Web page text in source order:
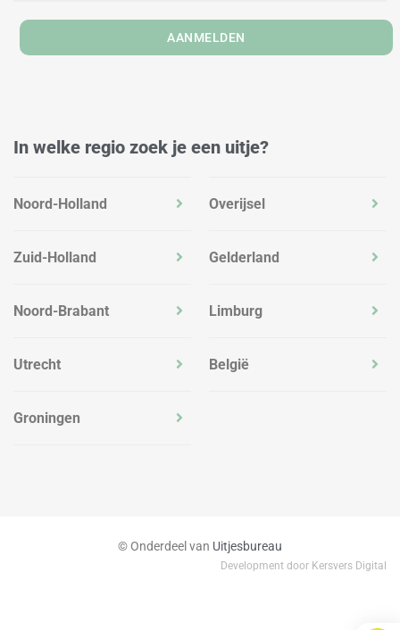
AANMELDEN
In welke regio zoek je een uitje?
Noord-Holland
Zuid-Holland
Noord-Brabant
Utrecht
Groningen
Overijsel
Gelderland
Limburg
België
© Onderdeel van Uitjesbureau
Development door Kersvers Digital